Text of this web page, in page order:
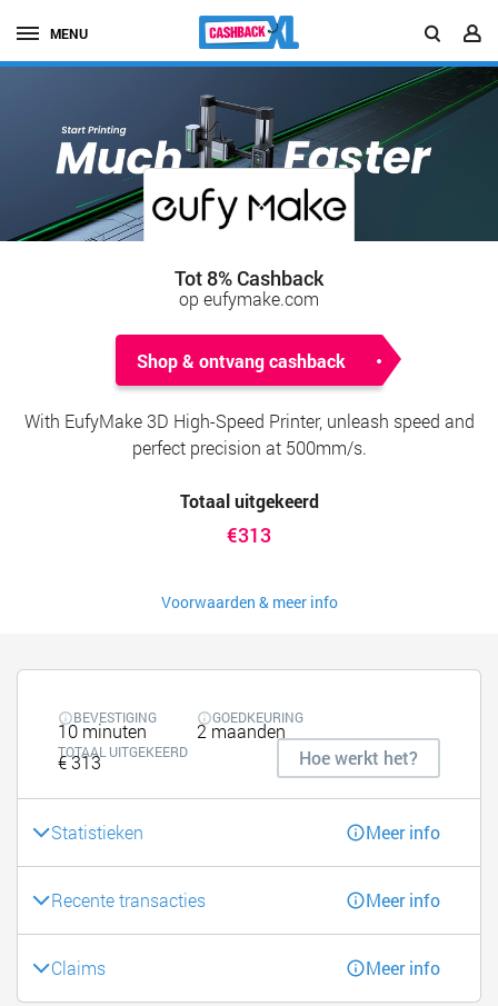
MENU
Tot 8% Cashback
op eufymake.com
Shop & ontvang cashback
With EufyMake 3D High-Speed Printer, unleash speed and
perfect precision at 500mm/s.
Totaal uitgekeerd
€313
Voorwaarden & meer info
BEVESTIGING
10 minuten
GOEDKEURING
2 maanden
TOTAAL UITGEKEERD
€ 313 Hoe werkt het?
Statistieken Meer info
Recente transacties Meer info
Claims Meer info